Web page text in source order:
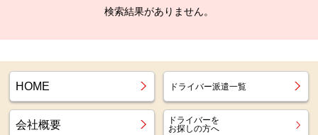
検索結果がありません。
HOME ドライバー派遣一覧
会社概要
ドライバーを
お探しの方へ